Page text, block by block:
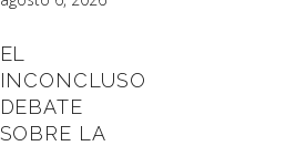
EL
INCONCLUSO
DEBATE
SOBRE LA